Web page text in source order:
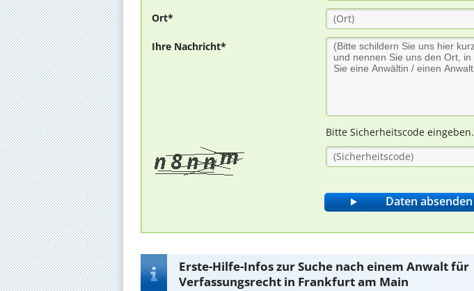
Ort*
Ihre Nachricht*
Bitte Sicherheitscode eingeben.
Erste-Hilfe-Infos zur Suche nach einem Anwalt für
Verfassungsrecht in Frankfurt am Main